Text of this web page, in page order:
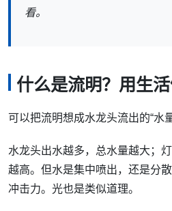
看。
什么是流明？用生
可以把流明想成水龙头流出的“水量
水龙头出水越多，总水量越大；
越高。但水是集中喷出，还是分
冲击力。光也是类似道理。